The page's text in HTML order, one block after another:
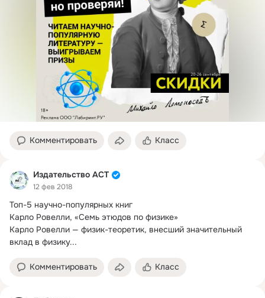
Комментировать Класс
Издательство АСТ
12 фев 2018
Топ-5 научно-популярных книг
Карло Ровелли, «Семь этюдов по физике»
Карло Ровелли — физик-теоретик, внесший значительный
вклад в физику...
Комментировать Класс